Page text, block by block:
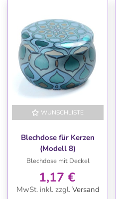
WUNSCHLISTE
Blechdose für Kerzen
(Modell 8)
Blechdose mit Deckel
1,17 €
MwSt. inkl. zzgl. Versand